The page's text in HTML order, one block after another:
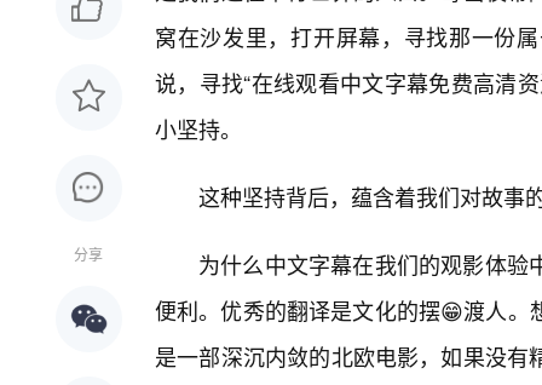
分享
窝在沙发里，打开屏幕，寻找那一份
说，寻找“在线观看中文字幕免费高清
小坚持。
这种坚持背后，蕴含着我们对故事
为什么中文字幕在我们的观影体
便利。优秀的翻译是文化的摆😁渡人
是一部深沉内敛的北欧电影，如果没